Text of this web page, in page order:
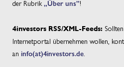
der Rubrik „Über uns”!
4investors RSS/XML-Feeds:
Internetportal übernehmen wollen,
an info(at)4investors.de